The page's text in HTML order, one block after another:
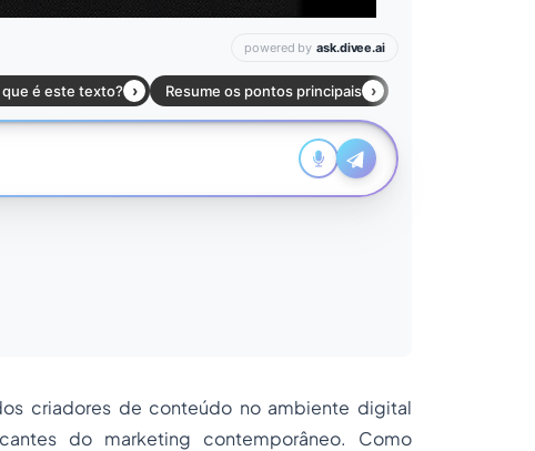
criadores de conteúdo no ambiente digital
do marketing contemporâneo. Como